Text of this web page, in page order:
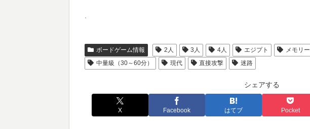
.
ボードゲーム情報 2人 3人 4人 エジプト メモリー
中量級（30～60分）
現代 直接攻撃 迷路
シェアする
X Facebook はてブ Pocket